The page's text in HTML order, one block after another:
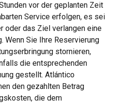
vor der geplanten Zeit
Service erfolgen, es sei
oder das Ziel verlangen eine
Wenn Sie Ihre Reservierung
stornieren,
die entsprechenden
gestellt. Atlántico
den gezahlten Betrag
die dem